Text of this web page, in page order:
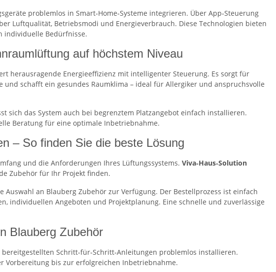
problemlos in Smart‑Home‑Systeme integrieren. Über App‑Steuerung
Luftqualität, Betriebsmodi und Energieverbrauch. Diese Technologien bieten
individuelle Bedürfnisse.
auf höchstem Niveau
herausragende Energieeffizienz mit intelligenter Steuerung. Es sorgt für
schafft ein gesundes Raumklima – ideal für Allergiker und anspruchsvolle
sich das System auch bei begrenztem Platzangebot einfach installieren.
Beratung für eine optimale Inbetriebnahme.
– So finden Sie die beste Lösung
und die Anforderungen Ihres Lüftungssystems. Viva‑Haus‑Solution
Zubehör für Ihr Projekt finden.
Auswahl an Blauberg Zubehör zur Verfügung. Der Bestellprozess ist einfach
individuellen Angeboten und Projektplanung. Eine schnelle und zuverlässige
Blauberg Zubehör
Schritt‑für‑Schritt‑Anleitungen problemlos installieren.
Vorbereitung bis zur erfolgreichen Inbetriebnahme.